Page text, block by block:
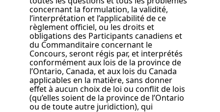
concernant la formulation, la validité,
l’interprétation et l’applicabilité de ce
règlement officiel, ou les droits et
obligations des Participants canadiens et
du Commanditaire concernant le
Concours, seront régis par, et interprétés
conformément aux lois de la province de
l’Ontario, Canada, et aux lois du Canada
applicables en la matière, sans donner
effet à aucun choix de loi ou conflit de lois
(qu’elles soient de la province de l’Ontario
ou de toute autre juridiction), qui